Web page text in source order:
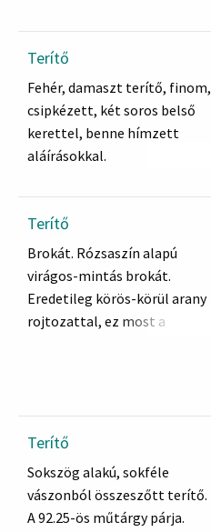
Terítő
Fehér, damaszt terítő, finom,
csipkézett, két soros belső
kerettel, benne hímzett
aláírásokkal.
Terítő
Brokát. Rózsaszín alapú
virágos-mintás brokát.
Eredetileg körös-körül arany
rojtozattal, ez most a
osztott .
Terítő
Sokszög alakú, sokféle
vászonból összeszőtt terítő.
A 92.25-ös műtárgy párja.